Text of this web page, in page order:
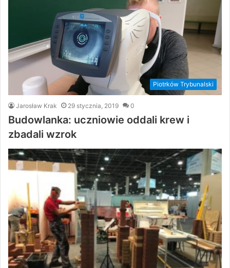
Piotrków Trybunalski
Jarosław Krak 29 stycznia, 2019 0
Budowlanka: uczniowie oddali krew i
zbadali wzrok